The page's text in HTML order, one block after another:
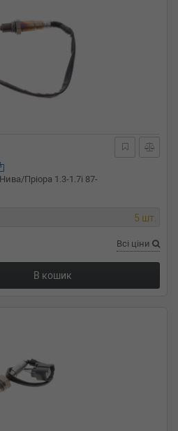
Пріора 1.3-1.7i 87-
5 шт.
Всі ціни
В кошик